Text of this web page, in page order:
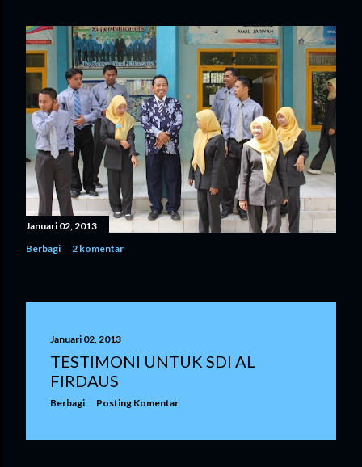
Januari 02, 2013
Berbagi
2 komentar
Januari 02, 2013
TESTIMONI UNTUK SDI AL
FIRDAUS
Berbagi Posting Komentar